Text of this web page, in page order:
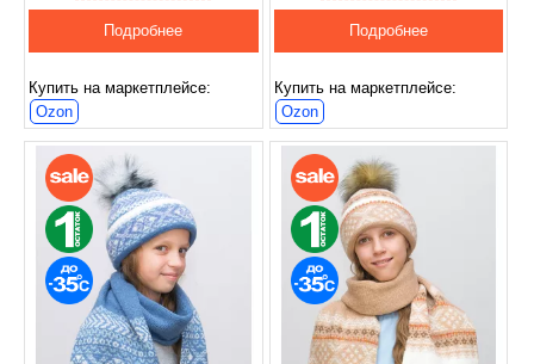
Подробнее
Купить на маркетплейсе:
Ozon
Подробнее
Купить на маркетплейсе:
Ozon